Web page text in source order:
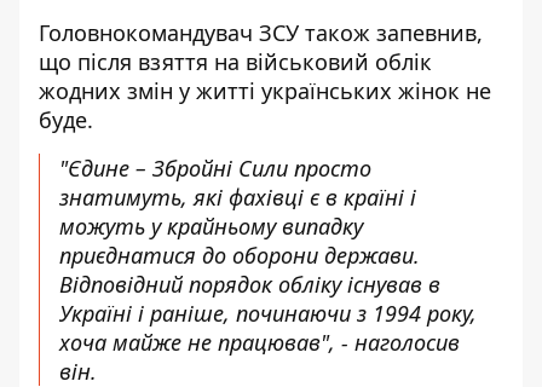
Головнокомандувач ЗСУ також запевнив,
що після взяття на військовий облік
жодних змін у житті українських жінок не
буде.
"Єдине – Збройні Сили просто
знатимуть, які фахівці є в країні і
можуть у крайньому випадку
приєднатися до оборони держави.
Відповідний порядок обліку існував в
Україні і раніше, починаючи з 1994 року,
хоча майже не працював", - наголосив
він.